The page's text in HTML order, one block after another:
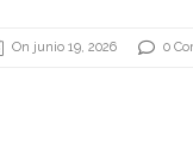
On junio 19, 2026 0